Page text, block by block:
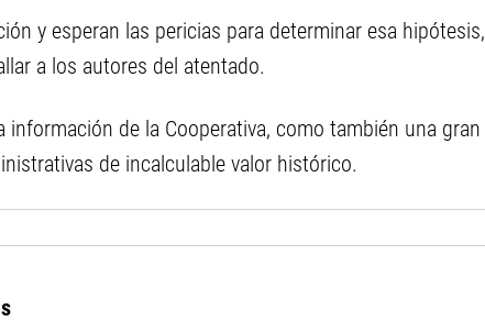
y esperan las pericias para determinar esa hipótesis,
a los autores del atentado.
de la Cooperativa, como también una gran
de incalculable valor histórico.